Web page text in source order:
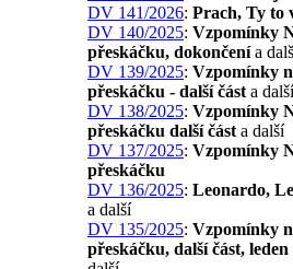
DV 141/2026: Prach, Ty to
DV 140/2025: Vzpomínky
přeskáčku, dokončenía
DV 139/2025: Vzpomínky
přeskáčku - další část a další
DV 138/2025: Vzpomínky
přeskáčku další část a další
DV 137/2025: Vzpomínky
přeskáčku
DV 136/2025: Leonardo,
a další
DV 135/2025: Vzpomínky
přeskáčku, další část, leden